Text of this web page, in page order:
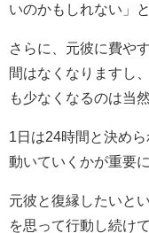
いのかもしれない」
さらに、元彼に費や
間はなくなりますし
も少なくなるのは当然
1日は24時間と決め
動いていくかが重要
元彼と復縁したいと
を思って行動し続け